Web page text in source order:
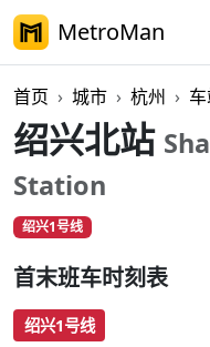
MetroMan
首页 城市 杭州
绍兴北站
Station
绍兴1号线
首末班车时刻表
绍兴1号线